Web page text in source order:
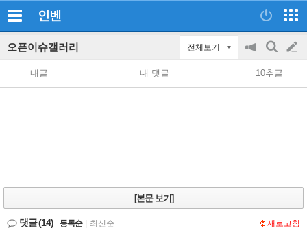
인벤
오픈이슈갤러리 전체보기
공
지
on/off
검
색
글
쓰
내글 내 댓글 10추글
[본문 보기]
댓글(14) 등록순 최신순 새로고침